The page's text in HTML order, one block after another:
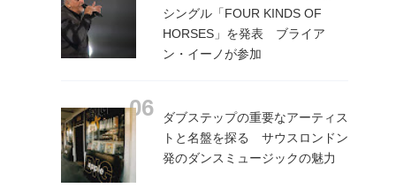
シングル「FOUR KINDS OF
HORSES」を発表 ブライア
ン・イーノが参加
ダブステップの重要なアーティス
トと名盤を探る サウスロンドン
発のダンスミュージックの魅力